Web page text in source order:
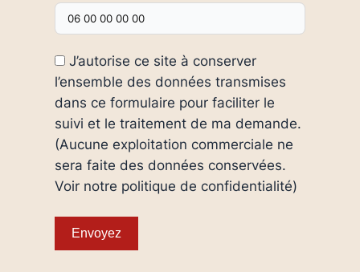
J’autorise ce site à conserver
l’ensemble des données transmises
dans ce formulaire pour faciliter le
suivi et le traitement de ma demande.
(Aucune exploitation commerciale ne
sera faite des données conservées.
Voir notre politique de confidentialité)
Envoyez